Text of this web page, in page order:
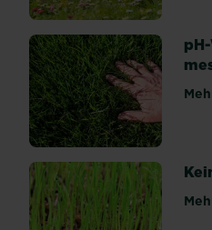
Pflege
bekommt,
um
wieder
“gesund”
zu...